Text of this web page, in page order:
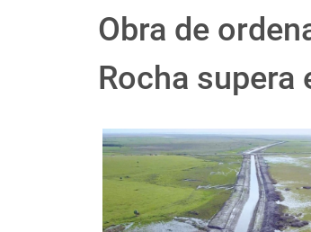
Obra de
Rocha supera